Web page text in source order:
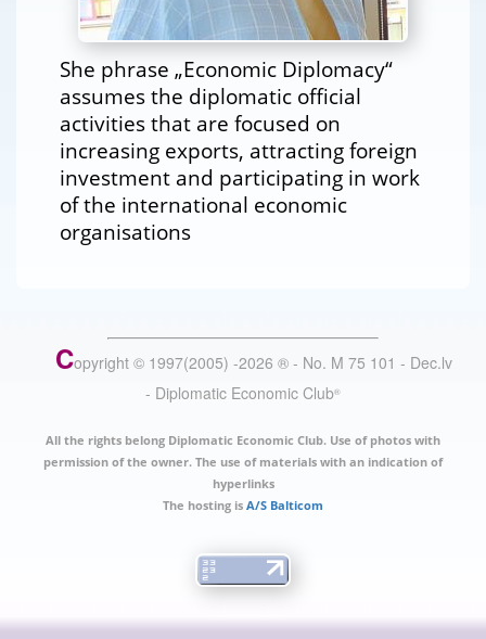
She phrase „Economic Diplomacy“
assumes the diplomatic official
activities that are focused on
increasing exports, attracting foreign
investment and participating in work
of the international economic
organisations
Copyright © 1997(2005) -2026 ® - No. M 75 101 - Dec.lv
- Diplomatic Economic Club®
All the rights belong Diplomatic Economic Club. Use of photos with
permission of the owner. The use of materials with an indication of
hyperlinks
The hosting is A/S Balticom